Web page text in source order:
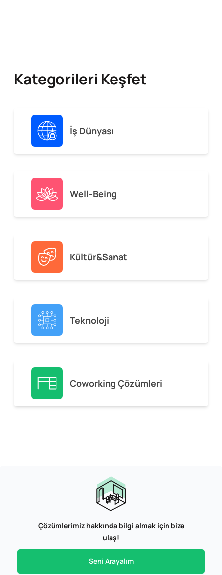
Kategorileri Keşfet
İş Dünyası
Well-Being
Kültür&Sanat
Teknoloji
Coworking Çözümleri
Çözümlerimiz hakkında bilgi almak için bize
ulaş!
Seni Arayalım